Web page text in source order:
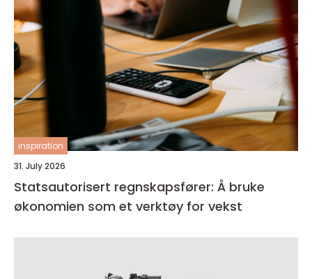
inspiration
31. July 2026
Statsautorisert regnskapsfører: Å bruke
økonomien som et verktøy for vekst